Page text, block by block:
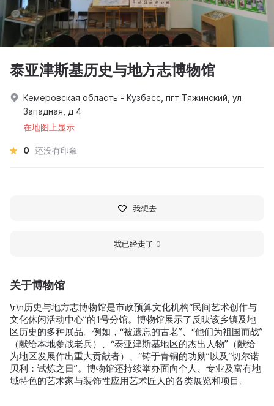
关于博物馆
\r\n历史与地方志博物馆是市政预算文化机构“民间艺术创作与
文化休闲活动中心”的1号分馆。博物馆展示了反映该乡镇及地
区历史的多种展品。例如，“被遗忘的古老”、“他们为祖国而战”
（献给本地参战老兵）、“泰亚津斯基地区的杰出人物”（献给
为地区发展作出重大贡献者）、“铸于青铜的功勋”以及“切尔诺
贝利：试炼之日”。博物馆还持续举办面向个人、专业及富有地
域特色的艺术家与装饰性应用艺术匠人的各类展览和项目。
泰亚津斯基历史与地方志博物馆
Кемеровская область - Кузбасс, пгт Тяжинский, ул
Западная, д 4
在地图上显示
0 还没有印象
我想去
我已经走了 0